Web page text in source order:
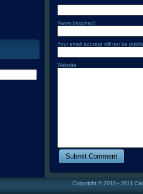
Name (required)
Your email address will not be
Website
Copyright © 2010 - 2011